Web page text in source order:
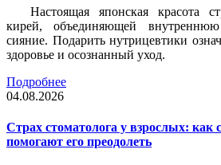
Настоящая японская красота
кирей, объединяющей
сияние. Подарить нутрицевтики
здоровье и осознанный уход.
Подробнее
04.08.2026
Страх стоматолога у взрослых: как
помогают его преодолеть